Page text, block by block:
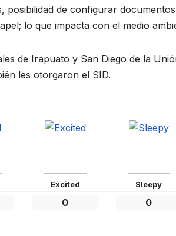
posibilidad de configurar
lo que impacta con el medio
de Irapuato y San Diego de la
les otorgaron el SID.
Excited
0
Sleepy
0